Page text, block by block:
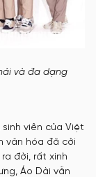
và đa dạng
viên của Việt
văn hóa đã cởi
đời, rất xinh
Áo Dài vẫn